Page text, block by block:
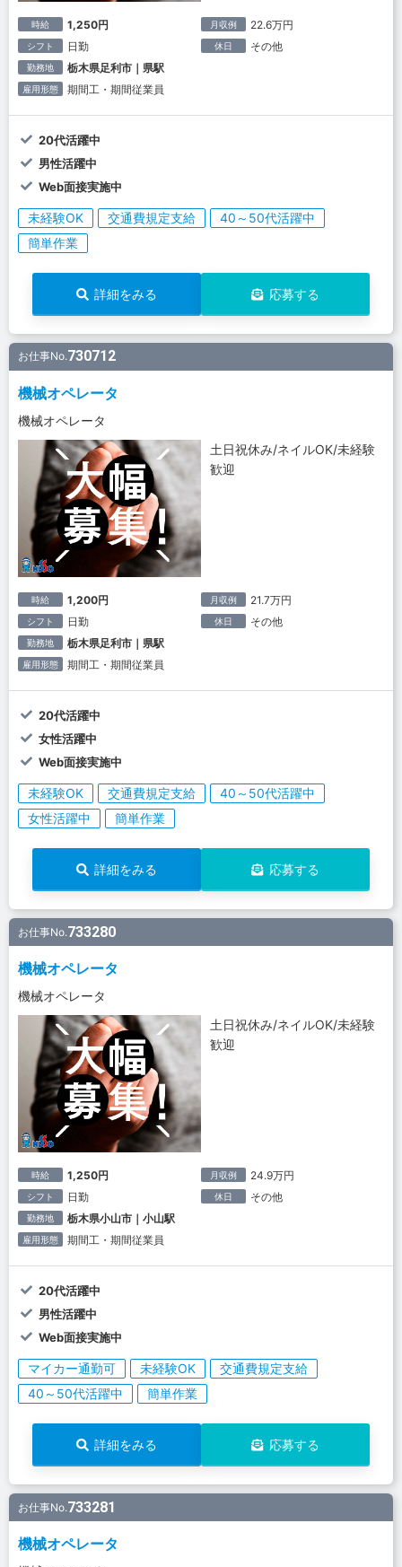
時給 1,250円 月収例 22.6万円
シフト 日勤 休日 その他
勤務地 栃木県足利市｜県駅
雇用形態 期間工・期間従業員
20代活躍中
男性活躍中
Web面接実施中
未経験OK 交通費規定支給
40～50代活躍中
簡単作業
詳細をみる 応募する
お仕事No.730712
機械オペレータ
機械オペレータ
土日祝休み/ネイルOK/未経験
歓迎
時給 1,200円 月収例 21.7万円
シフト 日勤 休日 その他
勤務地 栃木県足利市｜県駅
雇用形態 期間工・期間従業員
20代活躍中
女性活躍中
Web面接実施中
未経験OK 交通費規定支給
40～50代活躍中
女性活躍中
簡単作業
詳細をみる 応募する
お仕事No.733280
機械オペレータ
機械オペレータ
土日祝休み/ネイルOK/未経験
歓迎
時給 1,250円 月収例 24.9万円
シフト 日勤 休日 その他
勤務地 栃木県小山市｜小山駅
雇用形態 期間工・期間従業員
20代活躍中
男性活躍中
Web面接実施中
マイカー通勤可 未経験OK
交通費規定支給
40～50代活躍中
簡単作業
詳細をみる 応募する
お仕事No.733281
機械オペレータ